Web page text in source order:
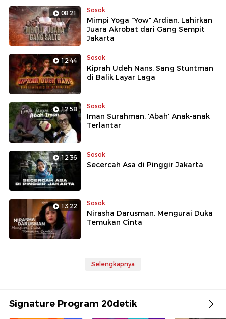
08:21 Sosok
Mimpi Yoga "Yow" Ardian, Lahirkan
Juara Akrobat dari Gang Sempit
Jakarta
12:44 Sosok
Kiprah Udeh Nans, Sang Stuntman
di Balik Layar Laga
12:58 Sosok
Iman Surahman, 'Abah' Anak-anak
Terlantar
12:36 Sosok
Secercah Asa di Pinggir Jakarta
13:22 Sosok
Nirasha Darusman, Mengurai Duka
Temukan Cinta
Selengkapnya
Signature Program 20detik